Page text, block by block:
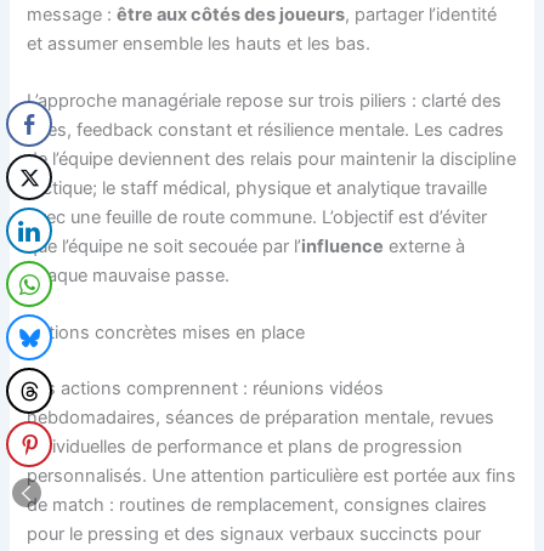
message :être aux côtés des joueurs, partager l’identité
et assumer ensemble les hauts et les bas.
L’approche managériale repose sur trois piliers : clarté des
rôles, feedback constant et résilience mentale. Les cadres
de l’équipe deviennent des relais pour maintenir la discipline
tactique; le staff médical, physique et analytique travaille
avec une feuille de route commune. L’objectif est d’éviter
que l’équipe ne soit secouée par l’influence externe à
chaque mauvaise passe.
Actions concrètes mises en place
Les actions comprennent : réunions vidéos
hebdomadaires, séances de préparation mentale, revues
individuelles de performance et plans de progression
personnalisés. Une attention particulière est portée aux fins
de match : routines de remplacement, consignes claires
pour le pressing et des signaux verbaux succincts pour